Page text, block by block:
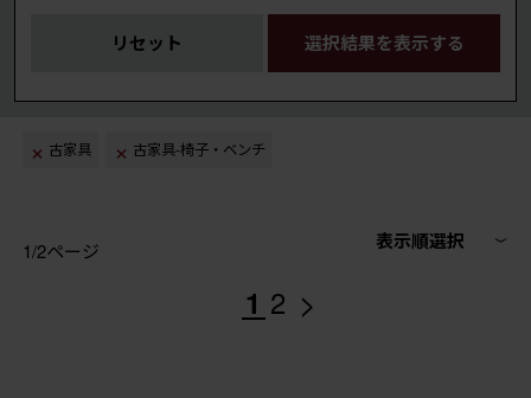
リセット 選択結果を表示する
古家具 古家具-椅子・ベンチ
1/2ページ 表示順選択
1 2 >